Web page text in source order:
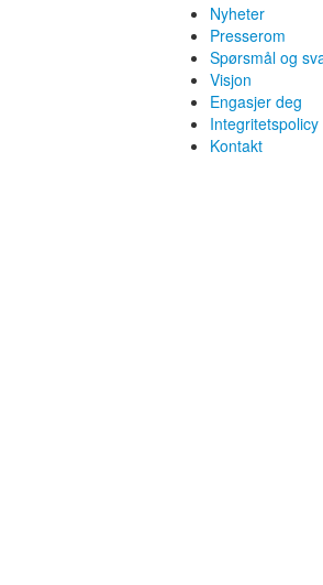
Nyheter
Presserom
Spørsmål og
Visjon
Engasjer deg
Integritetspolicy
Kontakt